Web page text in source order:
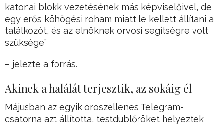
katonai blokk vezetésének más képviselőivel, de
egy erős köhögési roham miatt le kellett állítani a
találkozót, és az elnöknek orvosi segítségre volt
szüksége”
– jelezte a forrás.
Akinek a halálát terjesztik, az sokáig él
Májusban az egyik oroszellenes Telegram-
csatorna azt állította, testdublőröket helyeztek